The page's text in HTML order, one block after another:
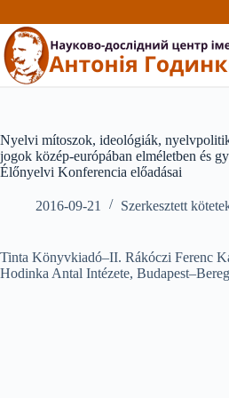
до
вмісту
Nyelvi mítoszok, ideológiák,
jogok közép-európában elméletben és
Élőnyelvi Konferencia előadásai
2016-09-21 Szerkesztett
Tinta Könyvkiadó–II. Rákóczi Ferenc
Hodinka Antal Intézete,